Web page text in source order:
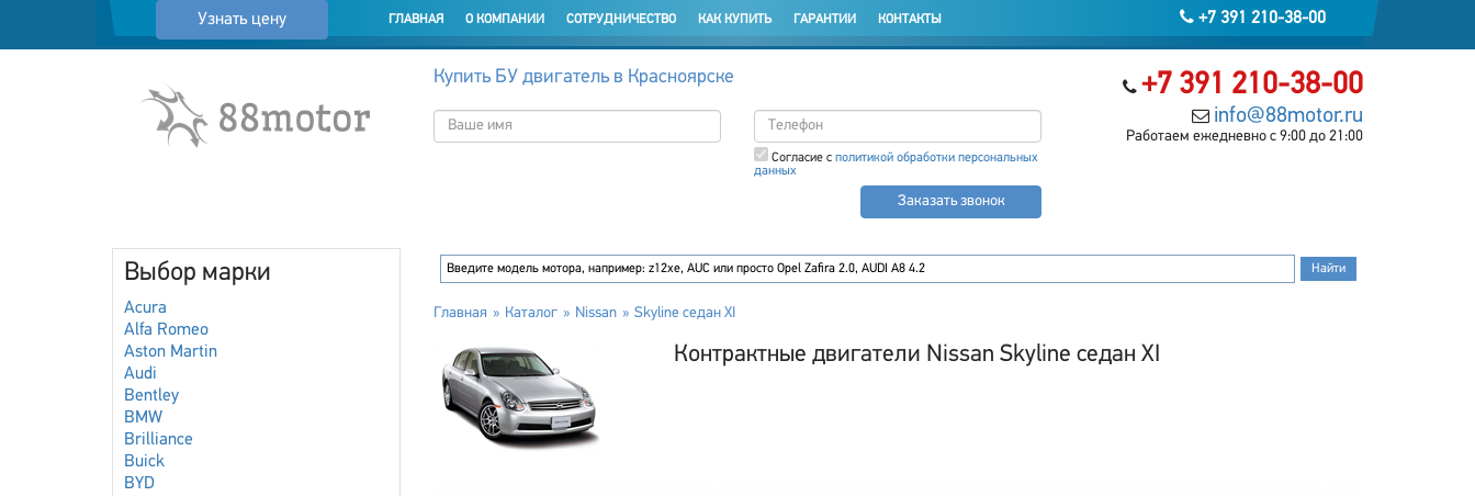
Узнать цену +7 391 210-38-00
ГЛАВНАЯ О КОМПАНИИ СОТРУДНИЧЕСТВО КАК КУПИТЬ ГАРАНТИИ КОНТАКТЫ
+7 391 210-38-00
info@88motor.ru
Работаем ежедневно с 9:00 до 21:00
Купить БУ двигатель в Красноярске
Согласие с политикой обработки персональных
данных
Заказать звонок
Выбор марки
Acura
Alfa Romeo
Aston Martin
Audi
Bentley
BMW
Brilliance
Buick
BYD
Главная Каталог Nissan Skyline седан XI
Контрактные двигатели Nissan Skyline седан XI